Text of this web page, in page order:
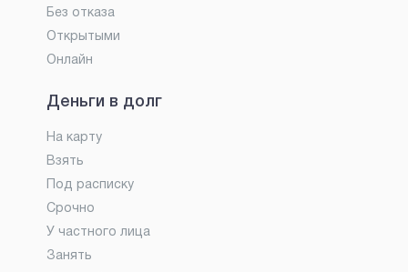
Без отказа
Открытыми
Онлайн
Деньги в долг
На карту
Взять
Под расписку
Срочно
У частного лица
Занять